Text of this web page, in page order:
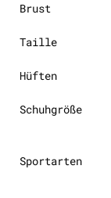
Brust
Taille
Hüften
Schuhgröße
Sportarten